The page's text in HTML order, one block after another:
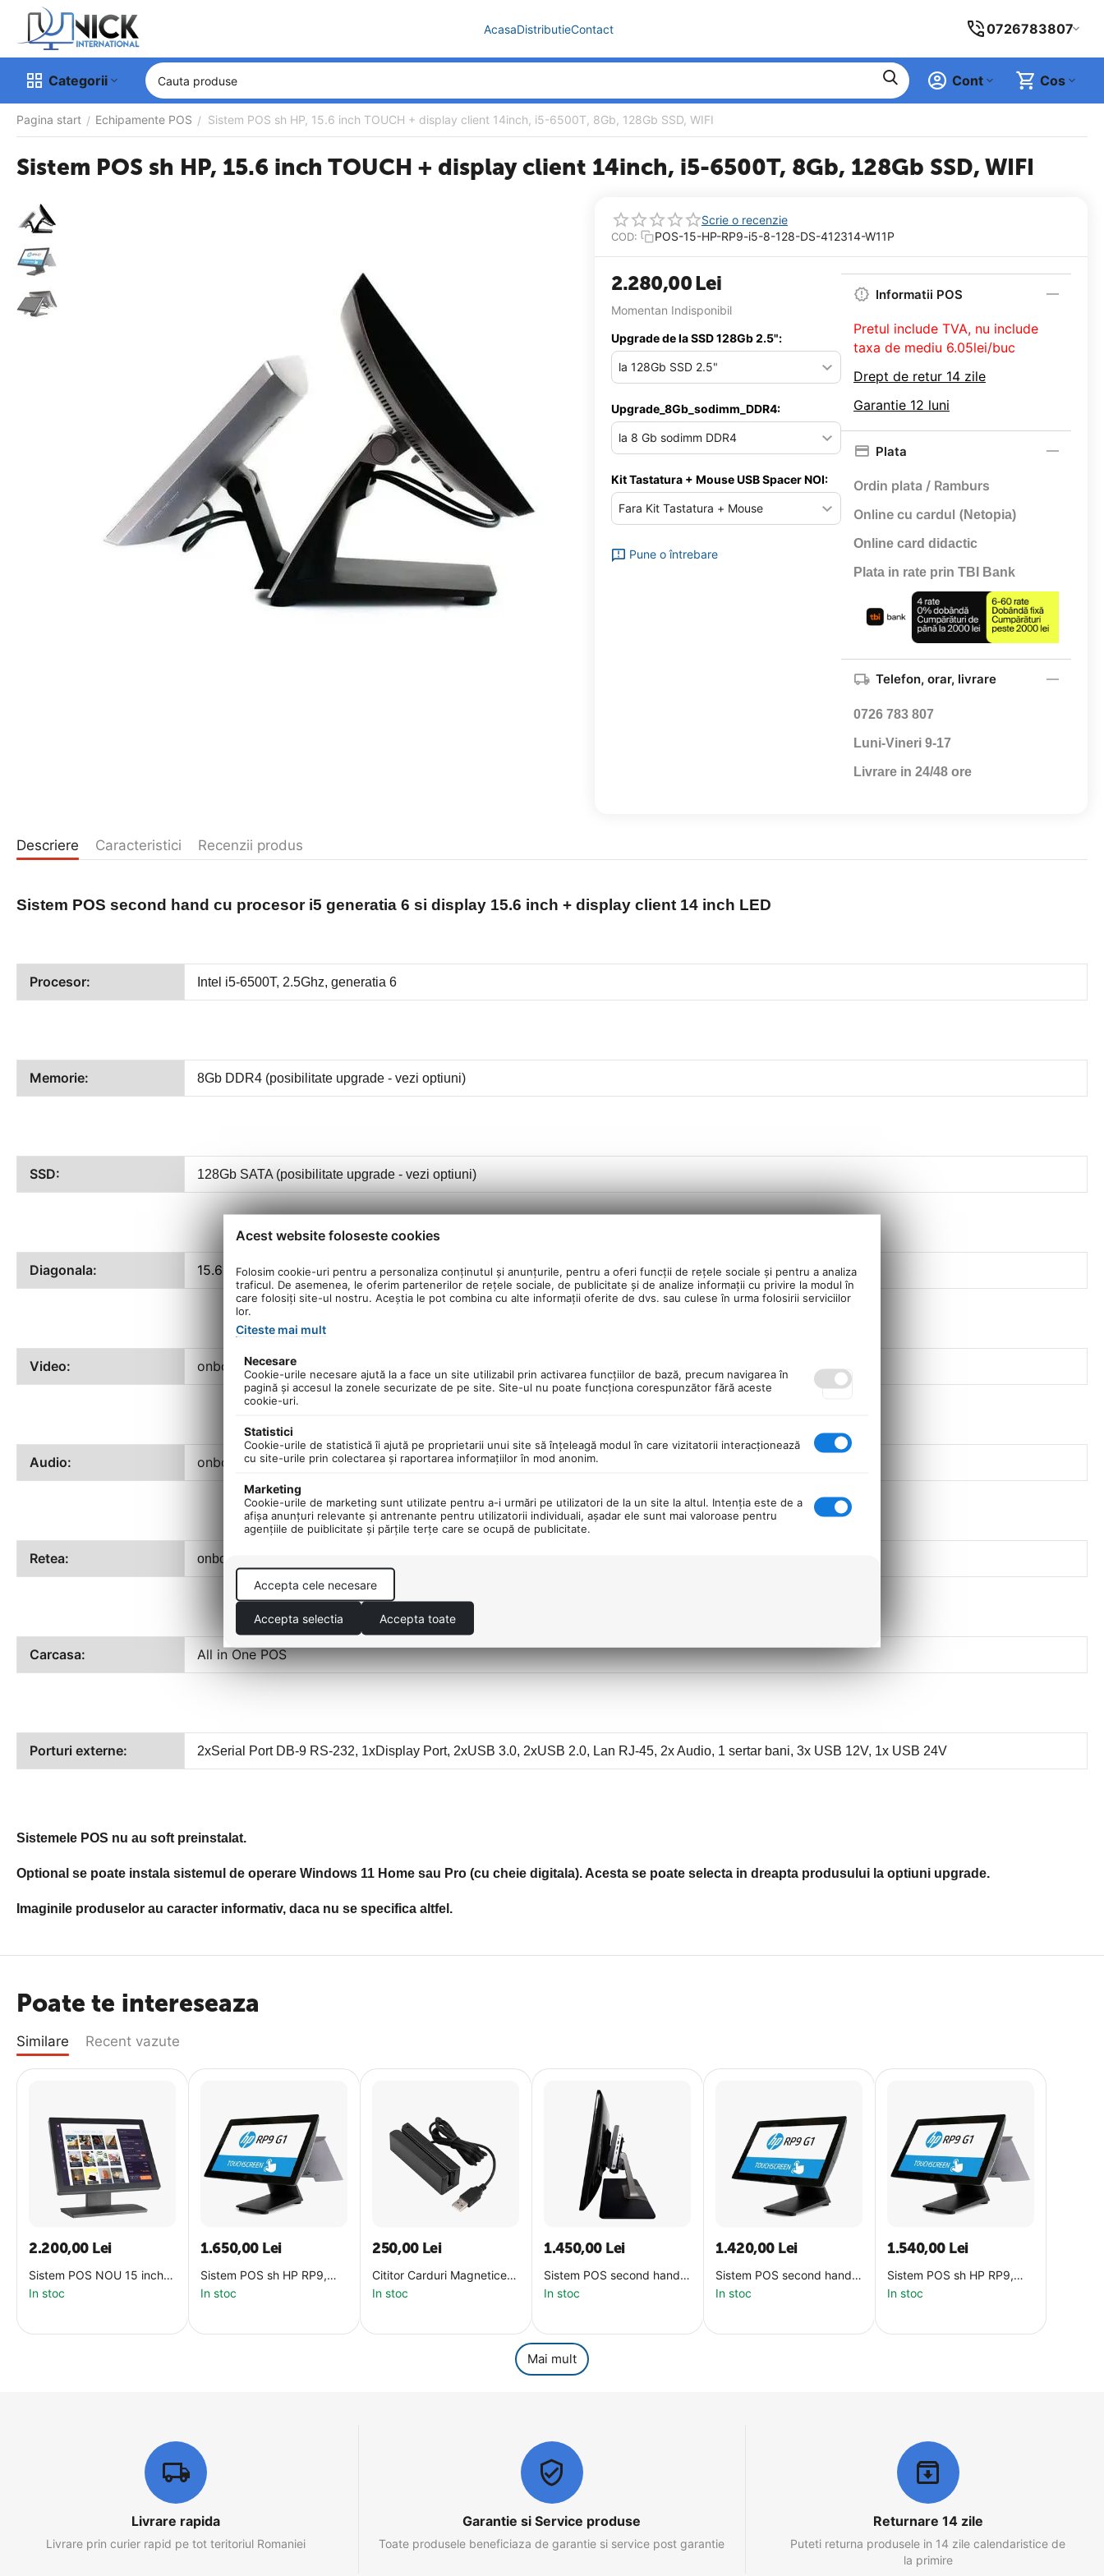
AcasaDistributieContact 0726783807
Categorii Cos
Cont
Pagina start / Echipamente POS / Sistem POS sh HP, 15.6 inch TOUCH + display client 14inch, i5-6500T, 8Gb, 128Gb SSD, WIFI
Sistem POS sh HP, 15.6 inch TOUCH + display client 14inch, i5-6500T, 8Gb, 128Gb SSD, WIFI
Scrie o recenzie
COD: POS-15-HP-RP9-i5-8-128-DS-412314-W11P
2.280,00Lei
Momentan Indisponibil
Upgrade de la SSD 128Gb 2.5":
Upgrade_8Gb_sodimm_DDR4:
Kit Tastatura + Mouse USB Spacer NOI:
Pune o întrebare
Informatii POS
Pretul include TVA, nu include
taxa de mediu 6.05lei/buc
Drept de retur 14 zile
Garantie 12 luni
Plata
Ordin plata / Ramburs
Online cu cardul (Netopia)
Online card didactic
Plata in rate prin TBI Bank
Telefon, orar, livrare
0726 783 807
Luni-Vineri 9-17
Livrare in 24/48 ore
Descriere Caracteristici Recenzii produs
Sistem POS second hand cu procesor i5 generatia 6 si display 15.6 inch + display client 14 inch LED
Procesor: Intel i5-6500T, 2.5Ghz, generatia 6
Memorie: 8Gb DDR4 (posibilitate upgrade - vezi optiuni)
SSD: 128Gb SATA (posibilitate upgrade - vezi optiuni)
Diagonala: 15.6 inch Touchscreen HD 1366 x 768 + display client 14 inch hp L7014 1366x768 HD
Video: onboard Intel HD530
Audio: onboard Conexant CX5001
Retea: onboard
Carcasa: All in One POS
Porturi externe: 2xSerial Port DB-9 RS-232, 1xDisplay Port, 2xUSB 3.0, 2xUSB 2.0, Lan RJ-45, 2x Audio, 1 sertar bani, 3x USB 12V, 1x USB 24V
Sistemele POS nu au soft preinstalat.
Optional se poate instala sistemul de operare Windows 11 Home sau Pro (cu cheie digitala). Acesta se poate selecta in dreapta produsului la optiuni upgrade.
Imaginile produselor au caracter informativ, daca nu se specifica altfel.
Poate te intereseaza
Similare Recent vazute
2.200,00 Lei
Sistem POS NOU 15 inch
AIO-1580, i5-4200U, 8Gb,
128Gb SSD, WIFI
In stoc
1.650,00 Lei
Sistem POS sh HP RP9,
15.6 inch TOUCH + display
client, i5-6500, 8Gb,
In stoc
250,00 Lei
Cititor Carduri Magnetice
(MSR) NOU CCS-90, 3-
Tracks, conexiune USB
In stoc
1.450,00 Lei
Sistem POS second hand
HP, 21.5 inch grad A-
TOUCH, i5-7500T, 16Gb,
In stoc
1.420,00 Lei
Sistem POS second hand
HP, 15.6 inch Grad A-
TOUCH, i5-6500, 8Gb,
In stoc
1.540,00 Lei
Sistem POS sh HP RP9,
15.6 inch Grad A- TOUCH
+ display client, i5-6500,
In stoc
Mai mult
Livrare rapida
Livrare prin curier rapid pe tot teritoriul Romaniei
Garantie si Service produse
Toate produsele beneficiaza de garantie si service post garantie
Returnare 14 zile
Puteti returna produsele in 14 zile calendaristice de
la primire
Acest website foloseste cookies
Folosim cookie-uri pentru a personaliza conținutul și anunțurile, pentru a oferi funcții de rețele sociale și pentru a analiza
traficul. De asemenea, le oferim partenerilor de rețele sociale, de publicitate și de analize informații cu privire la modul în
care folosiți site-ul nostru. Aceștia le pot combina cu alte informații oferite de dvs. sau culese în urma folosirii serviciilor
lor.
Citeste mai mult
Necesare
Cookie-urile necesare ajută la a face un site utilizabil prin activarea funcţiilor de bază, precum navigarea în
pagină şi accesul la zonele securizate de pe site. Site-ul nu poate funcţiona corespunzător fără aceste
cookie-uri.
Statistici
Cookie-urile de statistică îi ajută pe proprietarii unui site să înţeleagă modul în care vizitatorii interacţionează
cu site-urile prin colectarea şi raportarea informaţiilor în mod anonim.
Marketing
Cookie-urile de marketing sunt utilizate pentru a-i urmări pe utilizatori de la un site la altul. Intenţia este de a
afişa anunţuri relevante şi antrenante pentru utilizatorii individuali, aşadar ele sunt mai valoroase pentru
agenţiile de puiblicitate şi părţile terţe care se ocupă de publicitate.
Accepta cele necesare
Accepta selectia Accepta toate